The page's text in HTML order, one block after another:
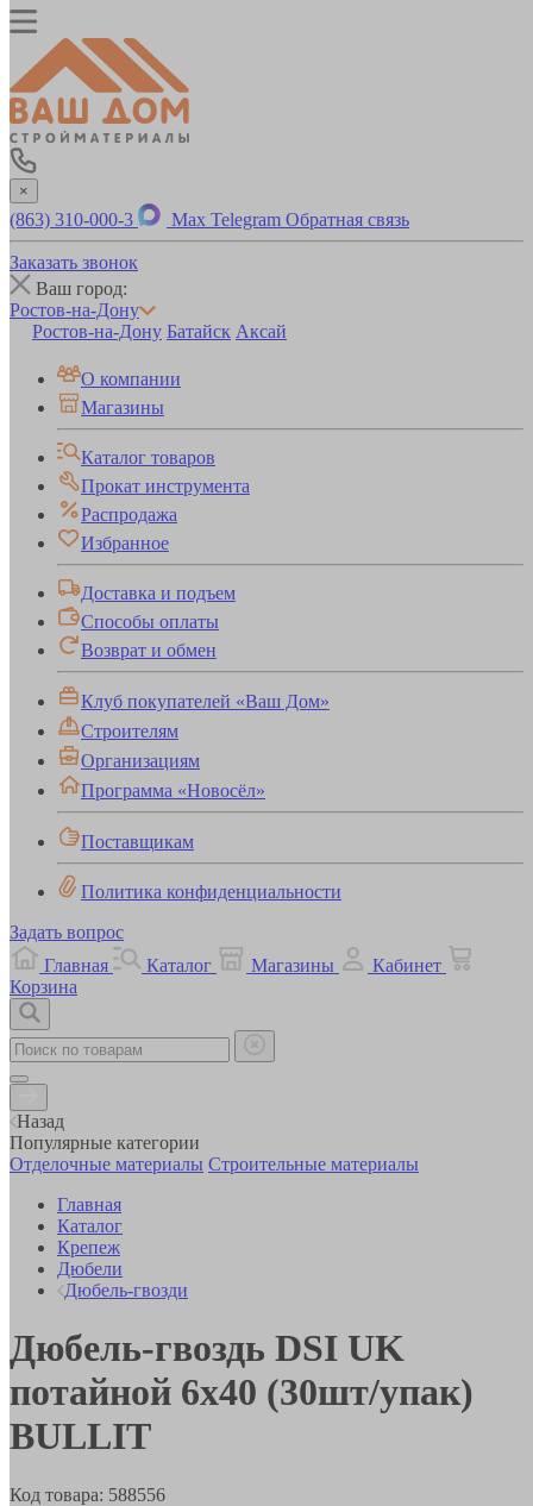
×
(863) 310-000-3 Max Telegram Обратная связь
Заказать звонок
Ваш город:
Ростов-на-Дону
Ростов-на-Дону Батайск Аксай
О компании
Магазины
Каталог товаров
Прокат инструмента
Распродажа
Избранное
Доставка и подъем
Способы оплаты
Возврат и обмен
Клуб покупателей «Ваш Дом»
Строителям
Организациям
Программа «Новосёл»
Поставщикам
Политика конфиденциальности
Задать вопрос
Главная
Каталог Магазины
Кабинет
Корзина
Назад
Популярные категории
Отделочные материалы Строительные материалы
Главная
Каталог
Крепеж
Дюбели
Дюбель-гвозди
Дюбель-гвоздь DSI UK
потайной 6x40 (30шт/упак)
BULLIT
Код товара: 588556